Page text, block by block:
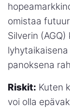
omistaa
Silverin
panoksena
Riskit: Kuten
voi olla